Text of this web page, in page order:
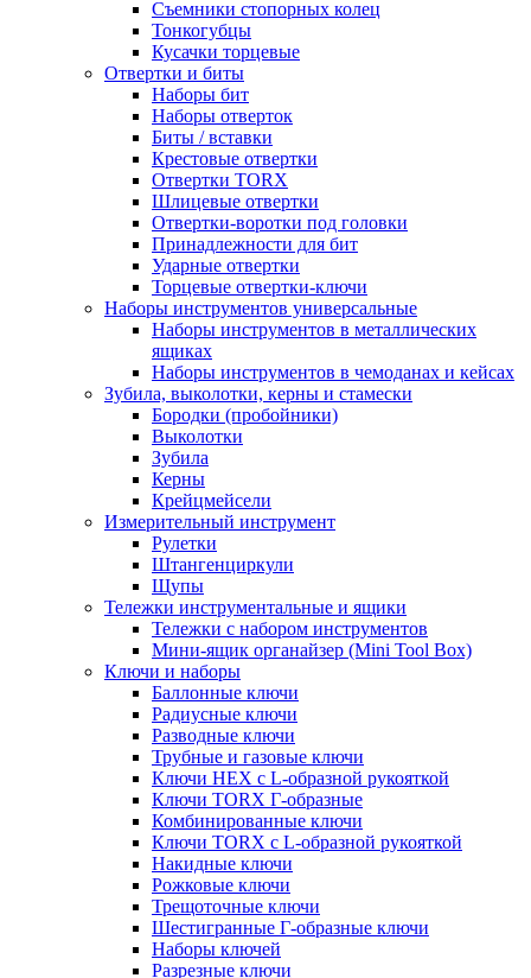
Съемники стопорных колец
Тонкогубцы
Кусачки торцевые
Отвертки и биты
Наборы бит
Наборы отверток
Биты / вставки
Крестовые отвертки
Отвертки TORX
Шлицевые отвертки
Отвертки-воротки под головки
Принадлежности для бит
Ударные отвертки
Торцевые отвертки-ключи
Наборы инструментов универсальные
Наборы инструментов в металлических
ящиках
Наборы инструментов в чемоданах и кейсах
Зубила, выколотки, керны и стамески
Бородки (пробойники)
Выколотки
Зубила
Керны
Крейцмейсели
Измерительный инструмент
Рулетки
Штангенциркули
Щупы
Тележки инструментальные и ящики
Тележки с набором инструментов
Мини-ящик органайзер (Mini Tool Box)
Ключи и наборы
Баллонные ключи
Радиусные ключи
Разводные ключи
Трубные и газовые ключи
Ключи HEX с L-образной рукояткой
Ключи TORX Г-образные
Комбинированные ключи
Ключи TORX с L-образной рукояткой
Накидные ключи
Рожковые ключи
Трещоточные ключи
Шестигранные Г-образные ключи
Наборы ключей
Разрезные ключи